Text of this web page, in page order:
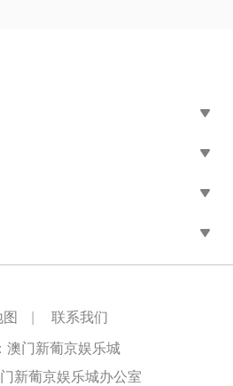
联系我们
澳门新葡京娱乐城
新葡京娱乐城办公室